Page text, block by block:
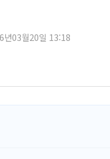
한상협, 업
민주당, 오늘
년03월20일 13:18